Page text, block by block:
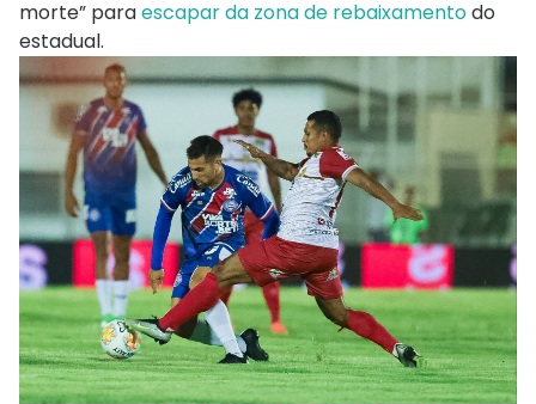
morte” paraescapar da zona de rebaixamentodo
estadual.